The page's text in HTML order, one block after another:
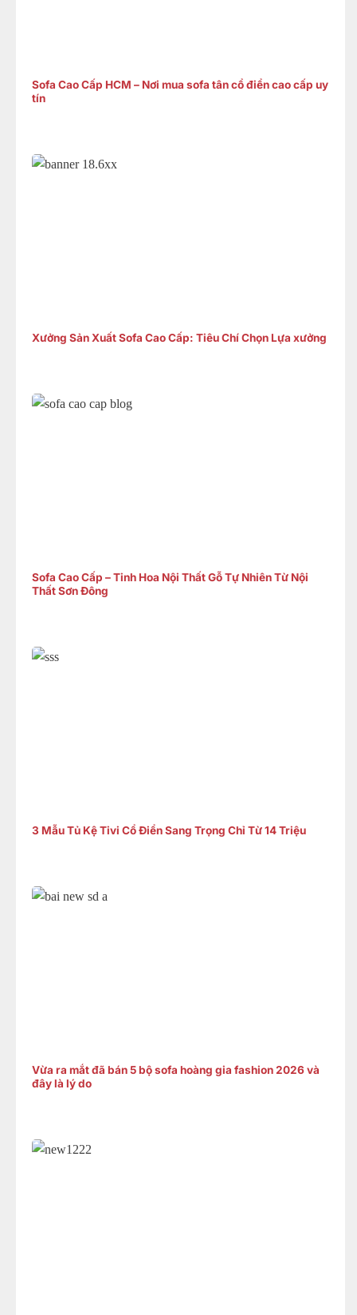
Sofa Cao Cấp HCM – Nơi mua sofa tân cổ điển cao cấp uy
tín
Xưởng Sản Xuất Sofa Cao Cấp: Tiêu Chí Chọn Lựa xưởng
Sofa Cao Cấp – Tinh Hoa Nội Thất Gỗ Tự Nhiên Từ Nội
Thất Sơn Đông
3 Mẫu Tủ Kệ Tivi Cổ Điển Sang Trọng Chỉ Từ 14 Triệu
Vừa ra mắt đã bán 5 bộ sofa hoàng gia fashion 2026 và
đây là lý do